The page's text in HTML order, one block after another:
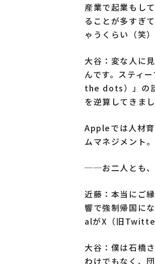
産業で起業もし
ることが多すぎ
ゃうくらい（笑）
大谷：変な人に
んです。スティ
the dots）」の
を逆算してきまし
Appleでは人材
ムマネジメント
──お二人とも、
近藤：本当にご
響で強制帰国に
alがX（旧
大谷：僕は石橋
わけでもなく、